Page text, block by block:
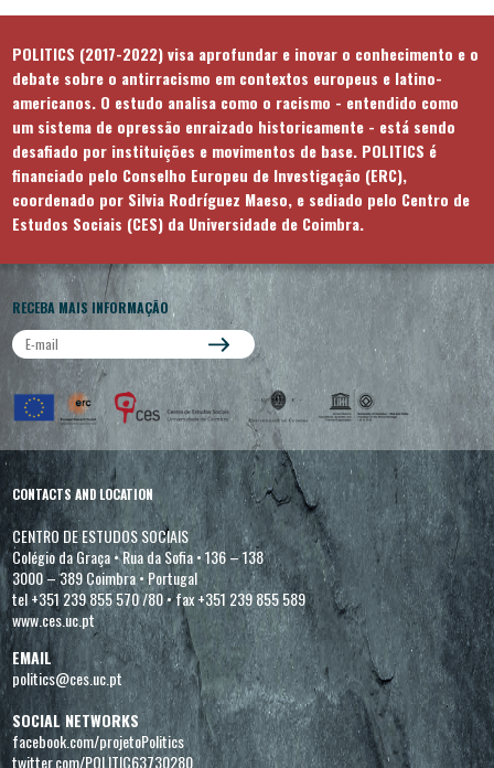
POLITICS (2017-2022) visa aprofundar e inovar o conhecimento e o
debate sobre o antirracismo em contextos europeus e latino-
americanos. O estudo analisa como o racismo - entendido como
um sistema de opressão enraizado historicamente - está sendo
desafiado por instituições e movimentos de base. POLITICS é
financiado pelo Conselho Europeu de Investigação (ERC),
coordenado por Silvia Rodríguez Maeso, e sediado pelo Centro de
Estudos Sociais (CES) da Universidade de Coimbra.
RECEBA MAIS INFORMAÇÃO
CONTACTS AND LOCATION
CENTRO DE ESTUDOS SOCIAIS
Colégio da Graça•Rua da Sofia•136 – 138
3000 – 389 Coimbra•Portugal
tel +351 239 855 570 /80•fax +351 239 855 589
www.ces.uc.pt
EMAIL
politics@ces.uc.pt
SOCIAL NETWORKS
facebook.com/projetoPolitics
twitter.com/POLITIC63730280